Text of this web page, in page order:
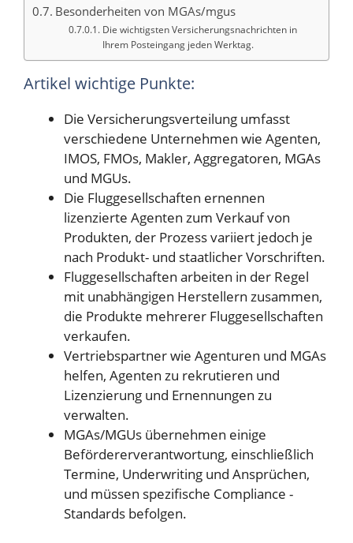
Besonderheiten von MGAs/mgus
Die wichtigsten Versicherungsnachrichten in
Ihrem Posteingang jeden Werktag.
Artikel wichtige Punkte:
Die Versicherungsverteilung umfasst
verschiedene Unternehmen wie Agenten,
IMOS, FMOs, Makler, Aggregatoren, MGAs
und MGUs.
Die Fluggesellschaften ernennen
lizenzierte Agenten zum Verkauf von
Produkten, der Prozess variiert jedoch je
nach Produkt- und staatlicher Vorschriften.
Fluggesellschaften arbeiten in der Regel
mit unabhängigen Herstellern zusammen,
die Produkte mehrerer Fluggesellschaften
verkaufen.
Vertriebspartner wie Agenturen und MGAs
helfen, Agenten zu rekrutieren und
Lizenzierung und Ernennungen zu
verwalten.
MGAs/MGUs übernehmen einige
Befördererverantwortung, einschließlich
Termine, Underwriting und Ansprüchen,
und müssen spezifische Compliance -
Standards befolgen.